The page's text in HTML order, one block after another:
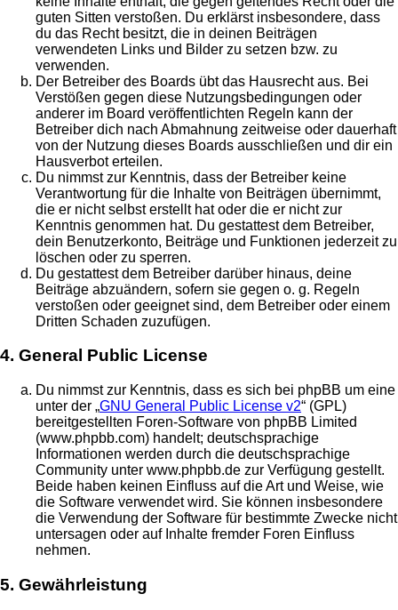
guten Sitten verstoßen. Du erklärst insbesondere, dass
du das Recht besitzt, die in deinen Beiträgen
verwendeten Links und Bilder zu setzen bzw. zu
verwenden.
Der Betreiber des Boards übt das Hausrecht aus. Bei
Verstößen gegen diese Nutzungsbedingungen oder
anderer im Board veröffentlichten Regeln kann der
Betreiber dich nach Abmahnung zeitweise oder dauerhaft
von der Nutzung dieses Boards ausschließen und dir ein
Hausverbot erteilen.
Du nimmst zur Kenntnis, dass der Betreiber keine
Verantwortung für die Inhalte von Beiträgen übernimmt,
die er nicht selbst erstellt hat oder die er nicht zur
Kenntnis genommen hat. Du gestattest dem Betreiber,
dein Benutzerkonto, Beiträge und Funktionen jederzeit zu
löschen oder zu sperren.
Du gestattest dem Betreiber darüber hinaus, deine
Beiträge abzuändern, sofern sie gegen o. g. Regeln
verstoßen oder geeignet sind, dem Betreiber oder einem
Dritten Schaden zuzufügen.
4. General Public License
Du nimmst zur Kenntnis, dass es sich bei phpBB um eine
unter der „GNU General Public License v2“ (GPL)
bereitgestellten Foren-Software von phpBB Limited
(www.phpbb.com) handelt; deutschsprachige
Informationen werden durch die deutschsprachige
Community unter www.phpbb.de zur Verfügung gestellt.
Beide haben keinen Einfluss auf die Art und Weise, wie
die Software verwendet wird. Sie können insbesondere
die Verwendung der Software für bestimmte Zwecke nicht
untersagen oder auf Inhalte fremder Foren Einfluss
nehmen.
5. Gewährleistung